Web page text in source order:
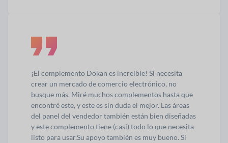
¡El complemento Dokan es increíble! Si necesita
crear un mercado de comercio electrónico, no
busque más. Miré muchos complementos hasta que
encontré este, y este es sin duda el mejor. Las áreas
del panel del vendedor también están bien diseñadas
y este complemento tiene (casi) todo lo que necesita
listo para usar.Su apoyo también es muy bueno. Si